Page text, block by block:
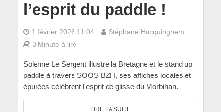
l’esprit du paddle !
1 février 2026 11:04
Stéphane Hocquinghem
3 Minute à lire
Solenne Le Sergent illustre la Bretagne et le stand up
paddle à travers SOOS BZH, ses affiches locales et
épurées célèbrent l'esprit de glisse du Morbihan.
LIRE LA SUITE